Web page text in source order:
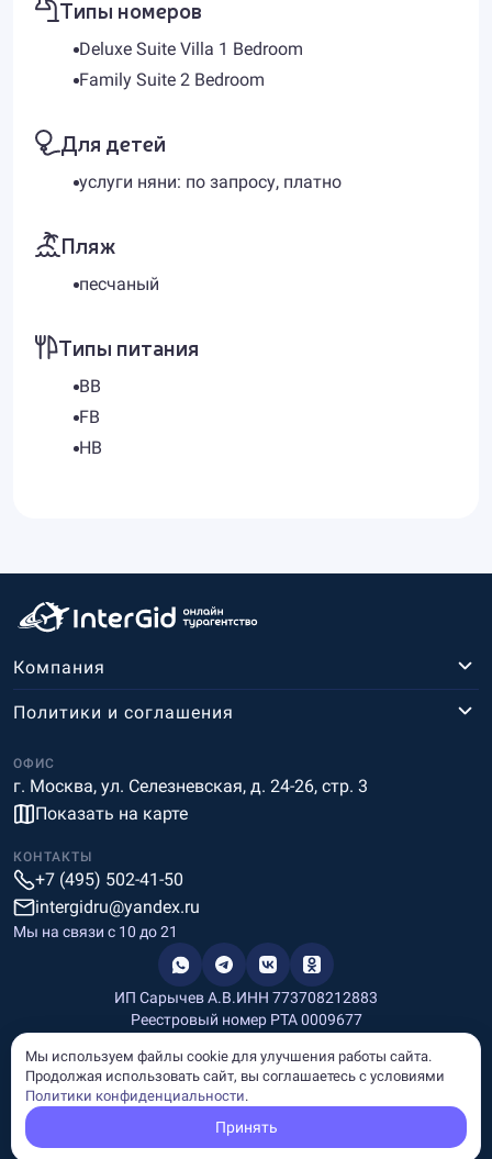
Типы номеров
Deluxe Suite Villa 1 Bedroom
Family Suite 2 Bedroom
Для детей
услуги няни: по запросу, платно
Пляж
песчаный
Типы питания
BB
FB
HB
Компания
ОФИС
г. Москва, ул. Селезневская, д. 24-26, стр. 3
Показать на карте
Политики и соглашения
КОНТАКТЫ
+7 (495) 502-41-50
intergidru@yandex.ru
Мы на связи c 10 до 21
ИП Сарычев А.В.ИНН 773708212883
Реестровый номер РТА 0009677
Информация, размещённая на сайте, носит информационный
характер и не является рекламой и публичной офертой.
Мы используем файлы cookie для улучшения работы сайта.
Продолжая использовать сайт, вы соглашаетесь с условиями
Политики конфиденциальности.
Принять